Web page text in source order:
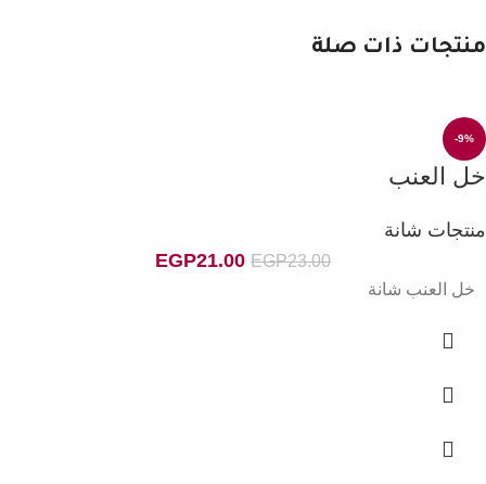
منتجات ذات صلة
-9%
خل العنب
منتجات شانة
EGP23.00
EGP21.00
خل العنب شانة